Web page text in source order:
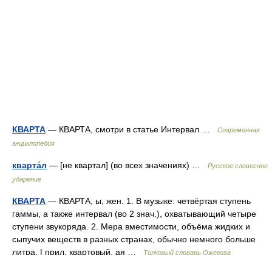
КВАРТА — КВАРТА, смотри в статье Интервал …
Современная
энциклопедия
кварта́л — [не квартал] (во всех значениях) …
Русское словесное
ударение
КВАРТА — КВАРТА, ы, жен. 1. В музыке: четвёртая ступень
гаммы, а также интервал (во 2 знач.), охватывающий четыре
ступени звукоряда. 2. Мера вместимости, объёма жидких и
сыпучих веществ в разных странах, обычно немного больше
литра. | прил. квартовый, ая …
Толковый словарь Ожегова